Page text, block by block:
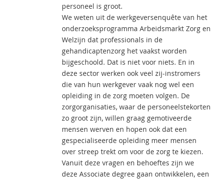
personeel is groot.
We weten uit de werkgeversenquête van het
onderzoeksprogramma Arbeidsmarkt Zorg en
Welzijn dat professionals in de
gehandicaptenzorg het vaakst worden
bijgeschoold. Dat is niet voor niets. En in
deze sector werken ook veel zij-instromers
die van hun werkgever vaak nog wel een
opleiding in de zorg moeten volgen. De
zorgorganisaties, waar de personeelstekorten
zo groot zijn, willen graag gemotiveerde
mensen werven en hopen ook dat een
gespecialiseerde opleiding meer mensen
over streep trekt om voor de zorg te kiezen.
Vanuit deze vragen en behoeftes zijn we
deze Associate degree gaan ontwikkelen, een